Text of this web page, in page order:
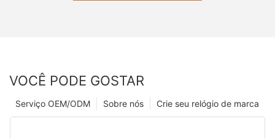
VOCÊ PODE GOSTAR
Crie seu relógio de marca
Sobre nós
Serviço OEM/ODM